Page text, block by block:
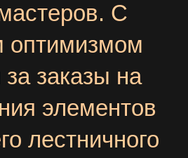
С
оптимизмом
заказы на
элементов
лестничного